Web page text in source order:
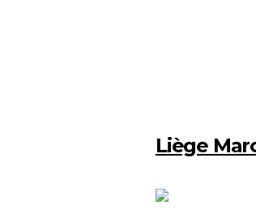
Liège